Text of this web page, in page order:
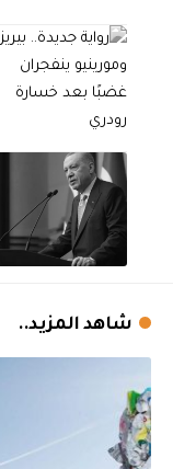
شاهد المزيد..